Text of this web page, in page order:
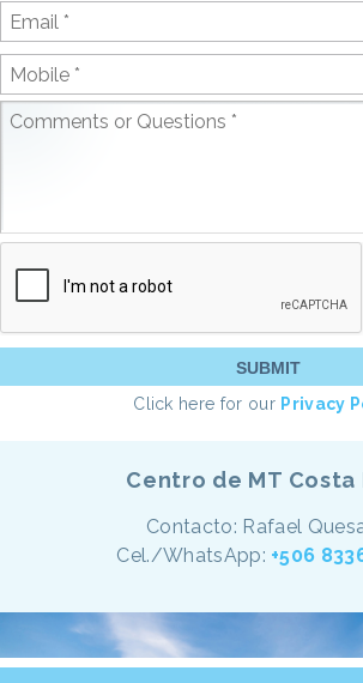
Click here for our Privacy
Centro de MT Costa
Contacto: Rafael
Cel./WhatsApp: +506